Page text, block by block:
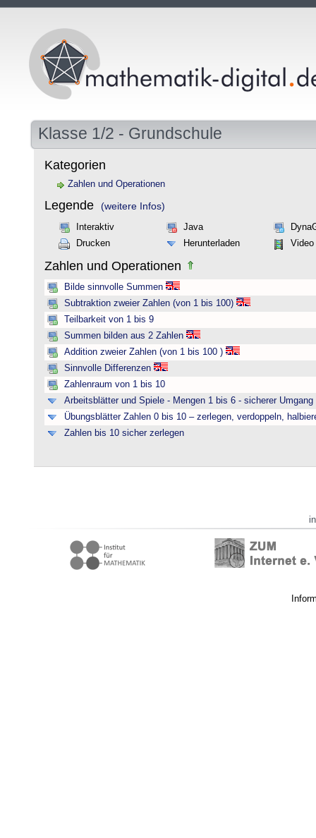
Klasse 1/2 - Grundschule
Kategorien
Zahlen und Operationen
Legende (weitere Infos)
Interaktiv Java
Drucken
Herunterladen Video
Zahlen und Operationen
Bilde sinnvolle Summen
Subtraktion zweier Zahlen (von 1 bis 100)
Teilbarkeit von 1 bis 9
Summen bilden aus 2 Zahlen
Addition zweier Zahlen (von 1 bis 100 )
Sinnvolle Differenzen
Zahlenraum von 1 bis 10
Arbeitsblätter und Spiele - Mengen 1 bis 6 - sicherer Umgang
Übungsblätter Zahlen 0 bis 10 – zerlegen, verdoppeln,
Zahlen bis 10 sicher zerlegen